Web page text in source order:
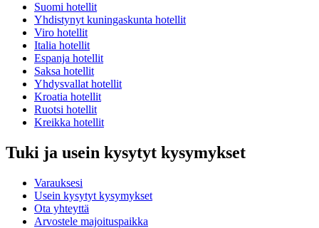
Suomi hotellit
Yhdistynyt kuningaskunta hotellit
Viro hotellit
Italia hotellit
Espanja hotellit
Saksa hotellit
Yhdysvallat hotellit
Kroatia hotellit
Ruotsi hotellit
Kreikka hotellit
Tuki ja usein kysytyt kysymykset
Varauksesi
Usein kysytyt kysymykset
Ota yhteyttä
Arvostele majoituspaikka